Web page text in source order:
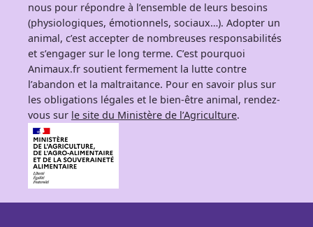
nous pour répondre à l’ensemble de leurs besoins
(physiologiques, émotionnels, sociaux…). Adopter un
animal, c’est accepter de nombreuses responsabilités
et s’engager sur le long terme. C’est pourquoi
Animaux.fr soutient fermement la lutte contre
l’abandon et la maltraitance. Pour en savoir plus sur
les obligations légales et le bien-être animal, rendez-
vous sur le site du Ministère de l’Agriculture.